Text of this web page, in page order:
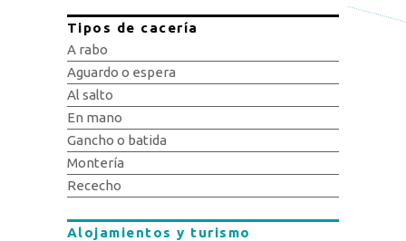
Tipos de cacería
A rabo
Aguardo o espera
Al salto
En mano
Gancho o batida
Montería
Rececho
Alojamientos y turismo